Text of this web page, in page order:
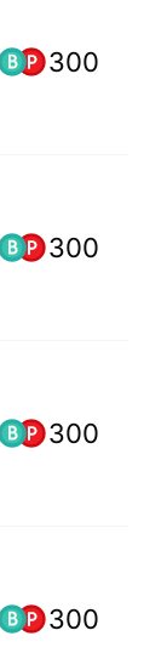
300
300
300
300